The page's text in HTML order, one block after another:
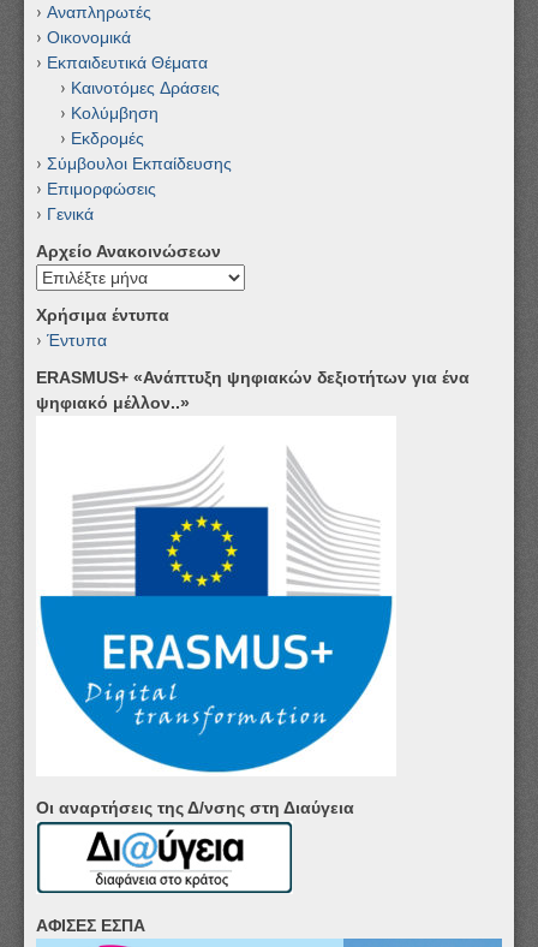
Αναπληρωτές
Οικονομικά
Εκπαιδευτικά Θέματα
Καινοτόμες Δράσεις
Κολύμβηση
Εκδρομές
Σύμβουλοι Εκπαίδευσης
Επιμορφώσεις
Γενικά
Αρχείο Ανακοινώσεων
Αρχείο
Χρήσιμα έντυπα
Έντυπα
ERASMUS+ «Ανάπτυξη ψηφιακών δεξιοτήτων για ένα
ψηφιακό μέλλον..»
Οι αναρτήσεις της Δ/νσης στη Διαύγεια
ΑΦΙΣΕΣ ΕΣΠΑ